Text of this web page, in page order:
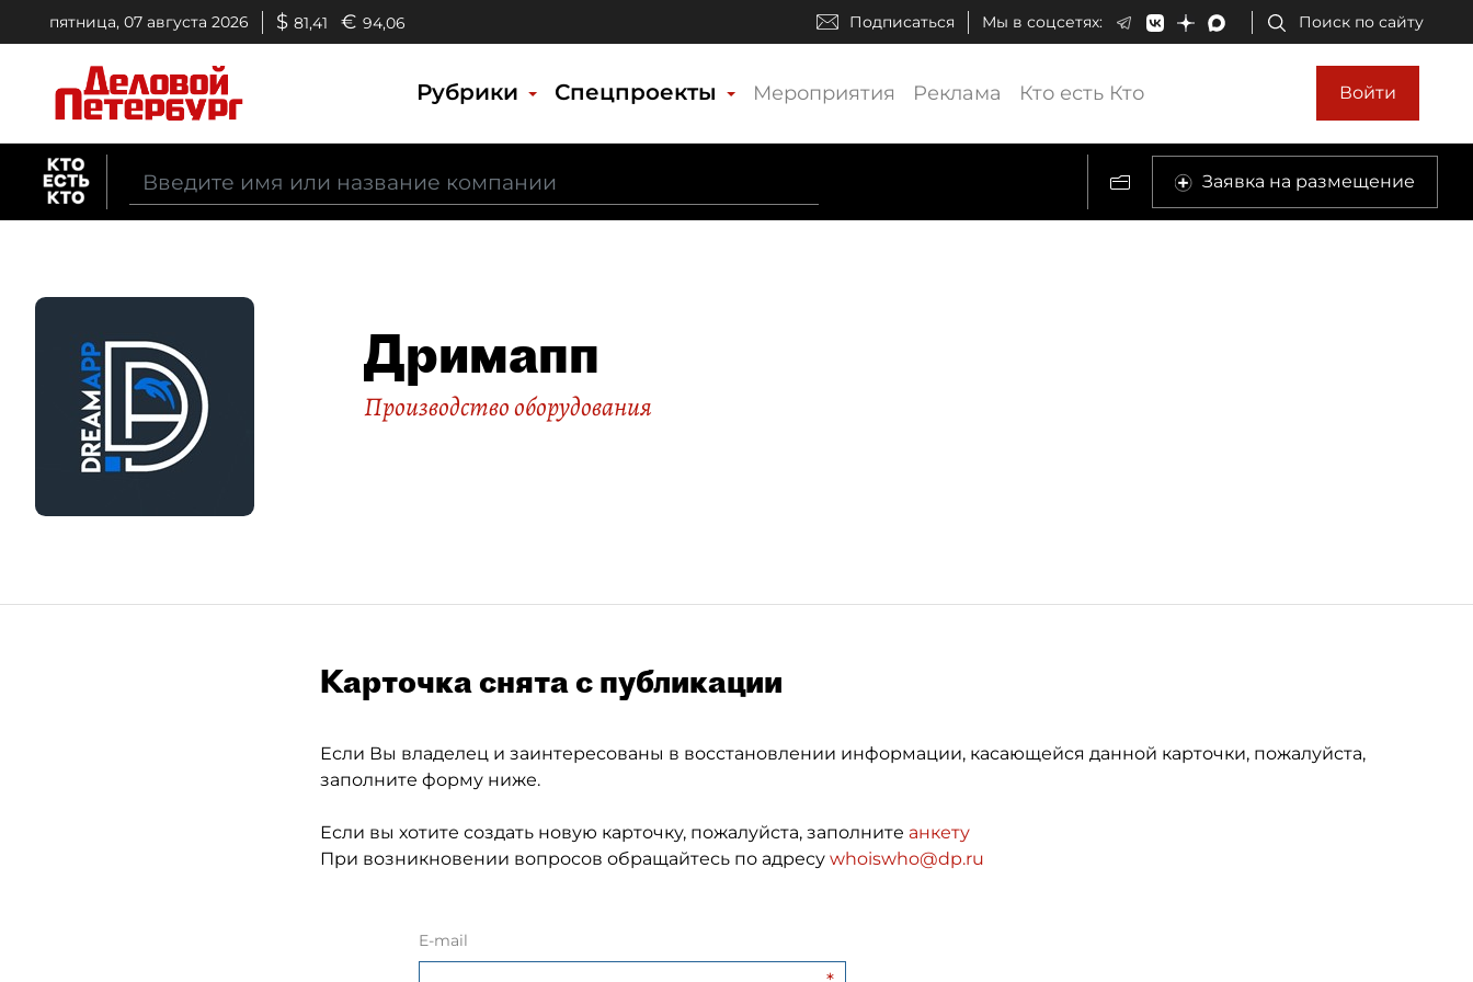
пятница, 07 августа 2026 $ 81,41 € 94,06 Подписаться Мы в соцсетях: Поиск по сайту
Рубрики Спецпроекты Мероприятия Реклама Кто есть Кто Войти
Заявка на размещение
Дримапп
Производство оборудования
Карточка снята с публикации
Если Вы владелец и заинтересованы в восстановлении информации, касающейся данной карточки, пожалуйста,
заполните форму ниже.
Если вы хотите создать новую карточку, пожалуйста, заполните анкету
При возникновении вопросов обращайтесь по адресу whoiswho@dp.ru
E-mail